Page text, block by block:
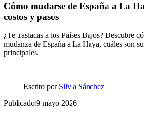
Cómo mudarse de España a La
costos y pasos
¿Te trasladas a los Países Bajos? Descubre
mudanza de España a La Haya, cuáles son
principales.
Escrito por Silvia Sánchez
Publicado:9 mayo 2026